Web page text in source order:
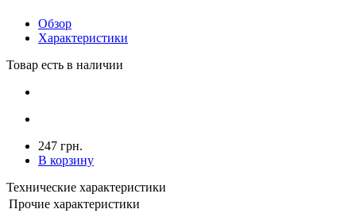
Обзор
Характеристики
Товар есть в наличии
247 грн.
В корзину
Технические характеристики
Прочие характеристики